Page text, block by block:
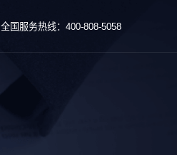
全国服务热线：400-808-5058